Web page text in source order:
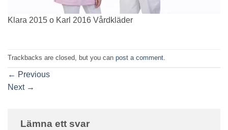
Klara 2015 o Karl 2016 Vårdkläder
Trackbacks are closed, but you can post a comment.
← Previous
Next →
Lämna ett svar